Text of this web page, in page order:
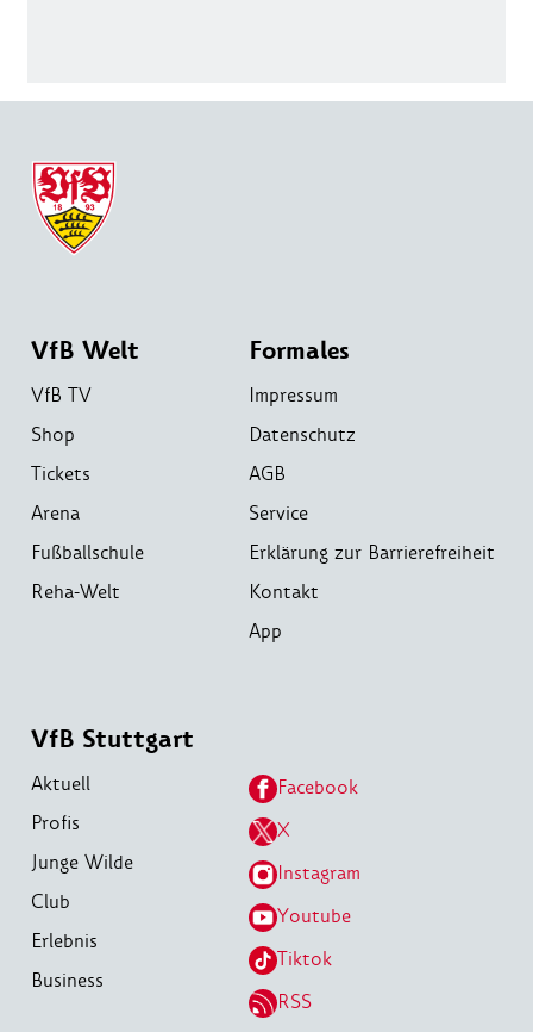
VfB Welt
VfB TV
Shop
Tickets
Arena
Fußballschule
Reha-Welt
Formales
Impressum
Datenschutz
AGB
Service
Erklärung zur Barrierefreiheit
Kontakt
App
VfB Stuttgart
Aktuell
Profis
Junge Wilde
Club
Erlebnis
Business
Facebook
X
Instagram
Youtube
Tiktok
RSS